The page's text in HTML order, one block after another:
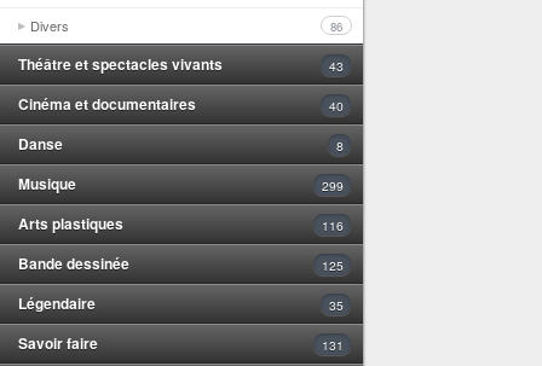
Divers 86
Théâtre et spectacles vivants 43
Cinéma et documentaires 40
Danse 8
Musique 299
Arts plastiques 116
Bande dessinée 125
Légendaire 35
Savoir faire 131